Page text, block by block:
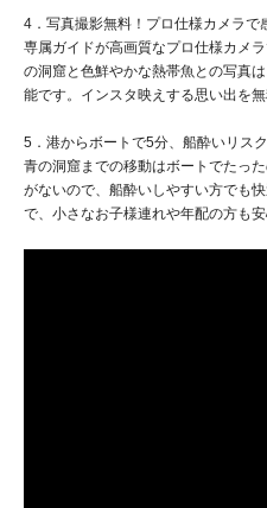
4．写真撮影無料！プロ仕様カメラで
専属ガイドが高画質なプロ仕様カメ
の洞窟と色鮮やかな熱帯魚との写真
能です。インスタ映えする思い出を無
5．港からボートで5分、船酔いリス
青の洞窟までの移動はボートでたっ
がないので、船酔いしやすい方でも
で、小さなお子様連れや年配の方も